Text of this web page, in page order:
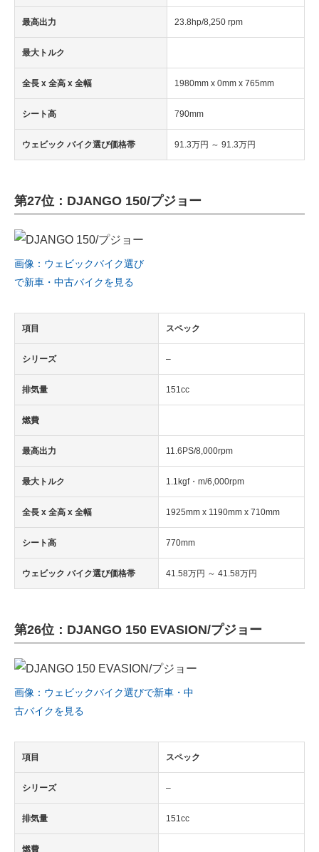
最高出力 23.8hp/8,250 rpm
最大トルク
全長 x 全高 x 全幅 1980mm x 0mm x 765mm
シート高 790mm
ウェビック バイク選び価格帯 91.3万円 ～ 91.3万円
第27位：DJANGO 150/プジョー
画像：ウェビックバイク選び
で新車・中古バイクを見る
項目 スペック
シリーズ –
排気量 151cc
燃費
最高出力 11.6PS/8,000rpm
最大トルク 1.1kgf・m/6,000rpm
全長 x 全高 x 全幅 1925mm x 1190mm x 710mm
シート高 770mm
ウェビック バイク選び価格帯 41.58万円 ～ 41.58万円
第26位：DJANGO 150 EVASION/プジョー
画像：ウェビックバイク選びで新車・中
古バイクを見る
項目 スペック
シリーズ –
排気量 151cc
燃費